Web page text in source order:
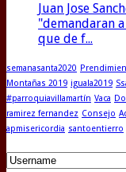
Juan Jose
"demandaran
que de f...
semanasanta2020
Montañas 2019 iguala2019
#parroquiavillamartín Vaca
ramirez fernandez Consejo
apmisericordia santoentierro